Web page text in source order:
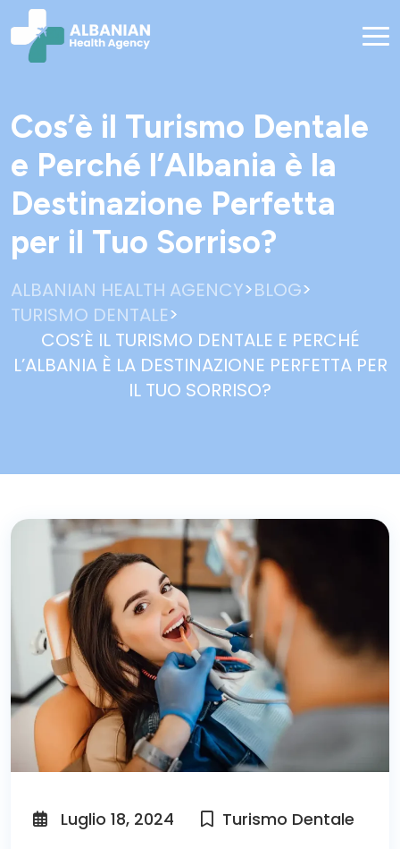
Cos’è il Turismo Dentale
e Perché l’Albania è la
Destinazione Perfetta
per il Tuo Sorriso?
ALBANIAN HEALTH AGENCY>BLOG>
TURISMO DENTALE>
COS’È IL TURISMO DENTALE E PERCHÉ
L’ALBANIA È LA DESTINAZIONE PERFETTA PER
IL TUO SORRISO?
Luglio 18, 2024 Turismo Dentale